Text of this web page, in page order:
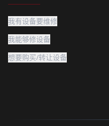
我有设备要维修
我能够修设备
想要购买/转让设备